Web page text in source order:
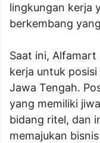
lingkungan kerja
berkembang
Saat ini,
kerja untuk
Jawa Tengah.
yang memiliki
bidang ritel, dan
memajukan